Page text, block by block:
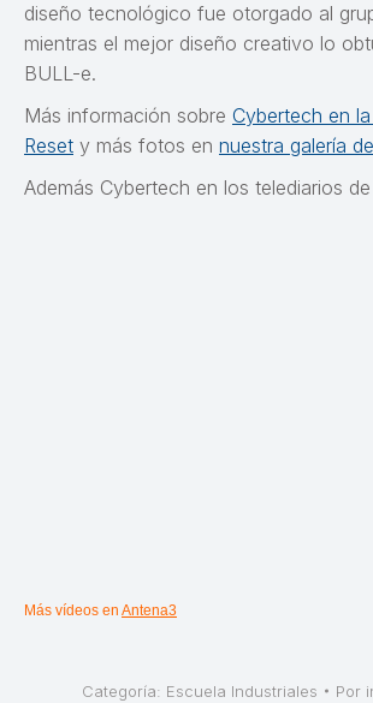
diseño tecnológico fue otorgado al
mientras el mejor diseño creativo lo
BULL-e.
Más información sobre Cybertech en
Reset y más fotos en nuestra galería
Además Cybertech en los telediarios
Más vídeos en Antena3
Categoría: Escuela Industriales Por